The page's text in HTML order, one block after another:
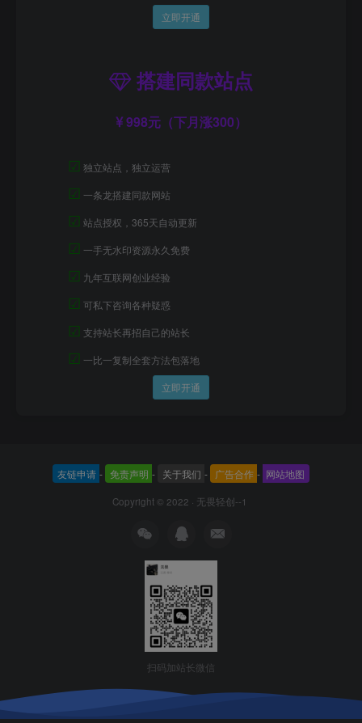
立即开通
搭建同款站点
998元（下月涨300）
☑ 独立站点，独立运营
☑ 一条龙搭建同款网站
☑ 站点授权，365天自动更新
☑ 一手无水印资源永久免费
☑ 九年互联网创业经验
☑ 可私下咨询各种疑惑
☑ 支持站长再招自己的站长
☑ 一比一复制全套方法包落地
立即开通
友链申请 - 免责声明 - 关于我们 - 广告合作 - 网站地图
Copyright © 2022 · 无畏轻创--1
扫码加站长微信